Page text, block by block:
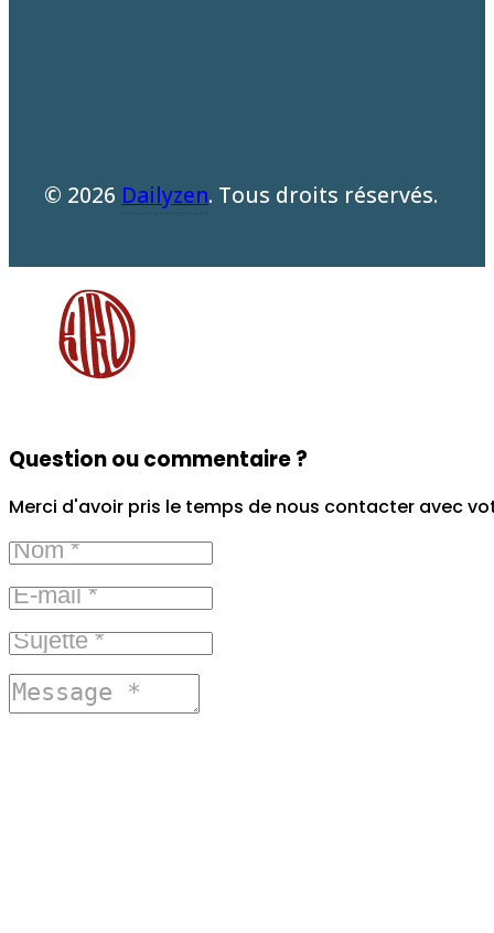
© 2026 Dailyzen. Tous droits réservés.
Question ou commentaire ?
Merci d'avoir pris le temps de nous contacter avec